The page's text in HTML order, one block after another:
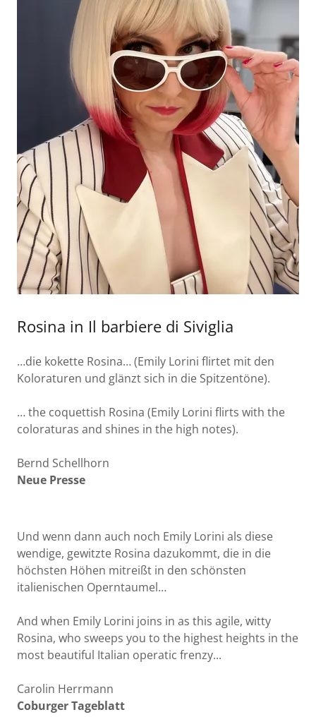
Rosina in Il barbiere di Siviglia
…die kokette Rosina… (Emily Lorini flirtet mit den
Koloraturen und glänzt sich in die Spitzentöne).
… the coquettish Rosina (Emily Lorini flirts with the
coloraturas and shines in the high notes).
Bernd Schellhorn
Neue Presse
Und wenn dann auch noch Emily Lorini als diese
wendige, gewitzte Rosina dazukommt, die in die
höchsten Höhen mitreißt in den schönsten
italienischen Operntaumel…
And when Emily Lorini joins in as this agile, witty
Rosina, who sweeps you to the highest heights in the
most beautiful Italian operatic frenzy...
Carolin Herrmann
Coburger Tageblatt